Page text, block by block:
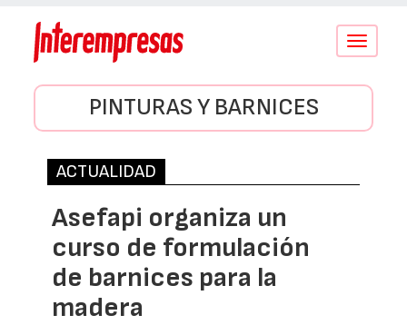
Conmutar
PINTURAS Y BARNICES
ACTUALIDAD
Asefapi organiza un
curso de formulación
de barnices para la
madera